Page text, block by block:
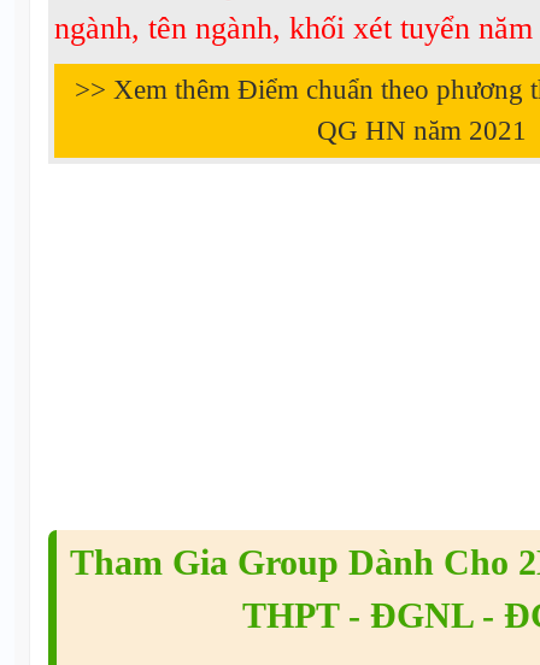
ngành, tên ngành, khối xét tuyển
>> Xem thêm Điểm chuẩn theo
QG HN năm 2021
Tham Gia Group Dành Cho
THPT - ĐGNL -